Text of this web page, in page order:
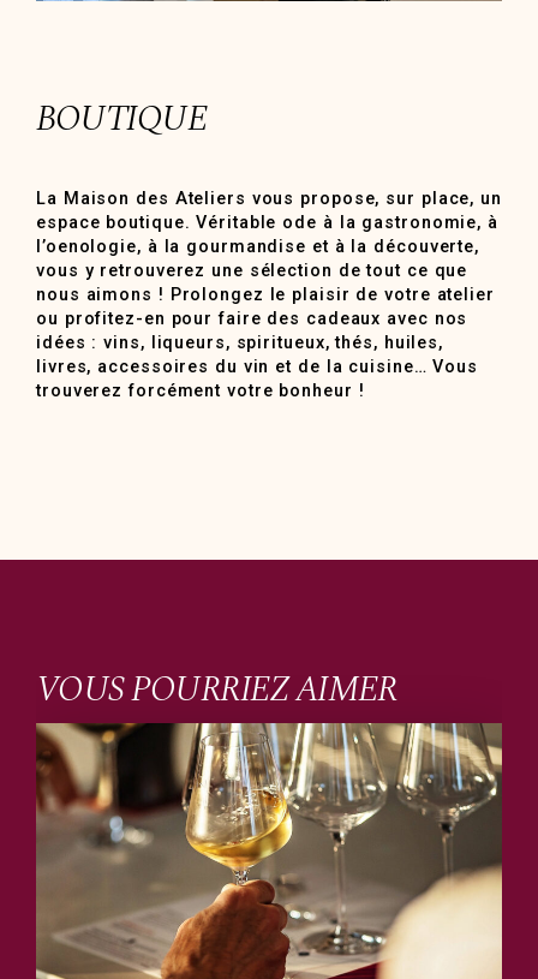
BOUTIQUE
La Maison des Ateliers vous propose, sur place, un
espace boutique. Véritable ode à la gastronomie, à
l’oenologie, à la gourmandise et à la découverte,
vous y retrouverez une sélection de tout ce que
nous aimons ! Prolongez le plaisir de votre atelier
ou profitez-en pour faire des cadeaux avec nos
idées : vins, liqueurs, spiritueux, thés, huiles,
livres, accessoires du vin et de la cuisine… Vous
trouverez forcément votre bonheur !
VOUS POURRIEZ AIMER